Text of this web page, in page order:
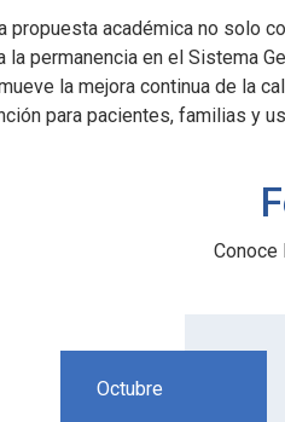
propuesta académica no solo
la permanencia en el Sistema
la mejora continua de la
para pacientes, familias y
Conoce
Octubre